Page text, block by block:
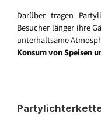
Darüber tragen
Besucher länger ihre
unterhaltsame
Konsum von Speisen